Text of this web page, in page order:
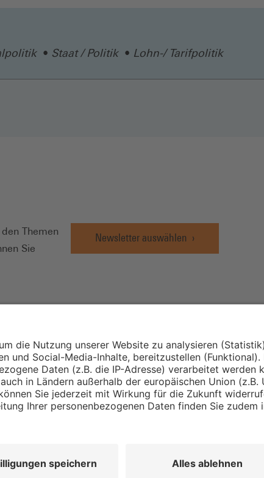
Staat / Politik Lohn-/ Tarifpolitik
Themen
Sie
Newsletter auswählen
Wirtschafts- und
Sozialwissenschaftliches
Institut